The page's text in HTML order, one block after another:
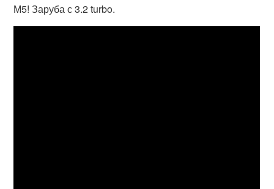
М5! Заруба с 3.2 turbo.